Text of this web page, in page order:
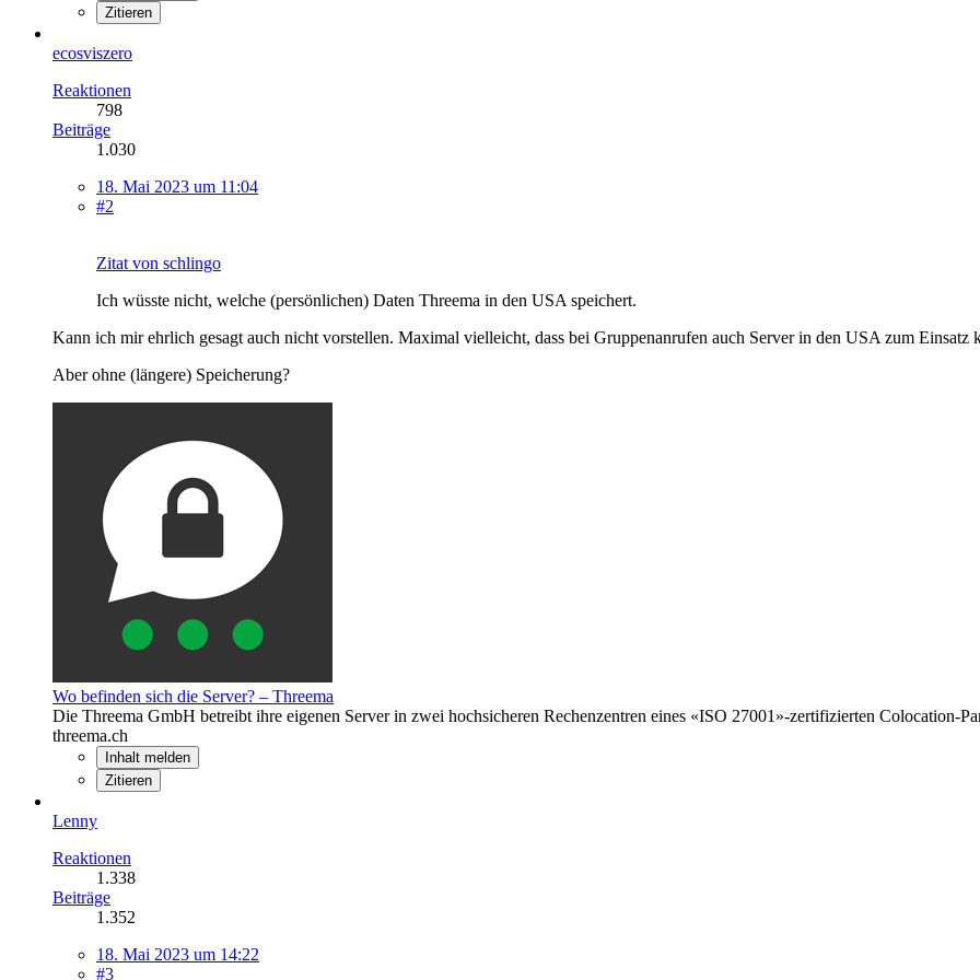
Zitieren
ecosviszero
Reaktionen
798
Beiträge
1.030
18. Mai 2023 um 11:04
#2
Zitat von schlingo
Ich wüsste nicht, welche (persönlichen) Daten Threema in den USA speichert.
Kann ich mir ehrlich gesagt auch nicht vorstellen. Maximal vielleicht, dass bei Gruppenanrufen auch Server in den USA zum Einsatz
Aber ohne (längere) Speicherung?
Wo befinden sich die Server? – Threema
Die Threema GmbH betreibt ihre eigenen Server in zwei hochsicheren Rechenzentren eines «ISO 27001»-zertifizierten Colocation-
threema.ch
Inhalt melden
Zitieren
Lenny
Reaktionen
1.338
Beiträge
1.352
18. Mai 2023 um 14:22
#3